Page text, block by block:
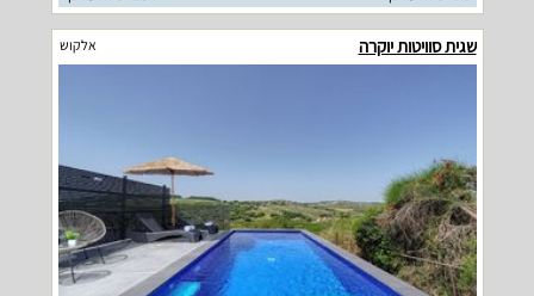
שגית סוויטות יוקרה אלקוש